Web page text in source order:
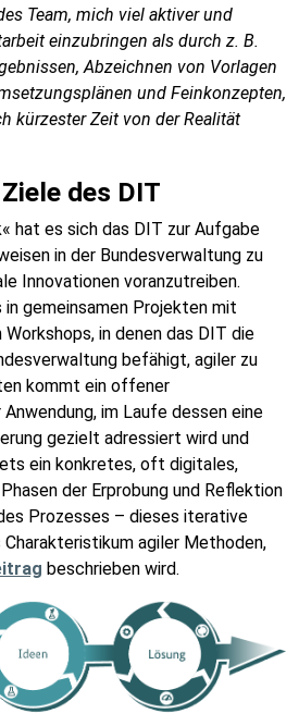
Team, mich viel aktiver und
einzubringen als durch z. B.
Abzeichnen von Vorlagen
und Feinkonzepten,
kürzester Zeit von der Realität
des DIT
hat es sich das DIT zur Aufgabe
in der Bundesverwaltung zu
Innovationen voranzutreiben.
gemeinsamen Projekten mit
in denen das DIT die
befähigt, agiler zu
kommt ein offener
im Laufe dessen eine
gezielt adressiert wird und
ein konkretes, oft digitales,
der Erprobung und Reflektion
Prozesses – dieses iterative
agiler Methoden,
beschrieben wird.